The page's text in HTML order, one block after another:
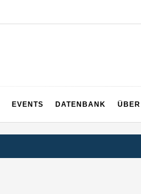
EVENTS DATENBANK